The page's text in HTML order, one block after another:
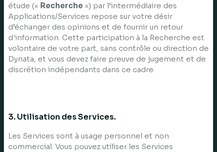
étude (« Recherche ») par l’intermédiaire des
Applications/Services repose sur votre désir
d’échanger des opinions et de fournir un retour
d'information. Cette participation à la Recherche est
volontaire de votre part, sans contrôle ou direction de
Dynata, et vous devez faire preuve de jugement et de
discrétion indépendants dans ce cadre.
3. Utilisation des Services.
Les Services sont à usage personnel et non
commercial. Vous pouvez utiliser les Services